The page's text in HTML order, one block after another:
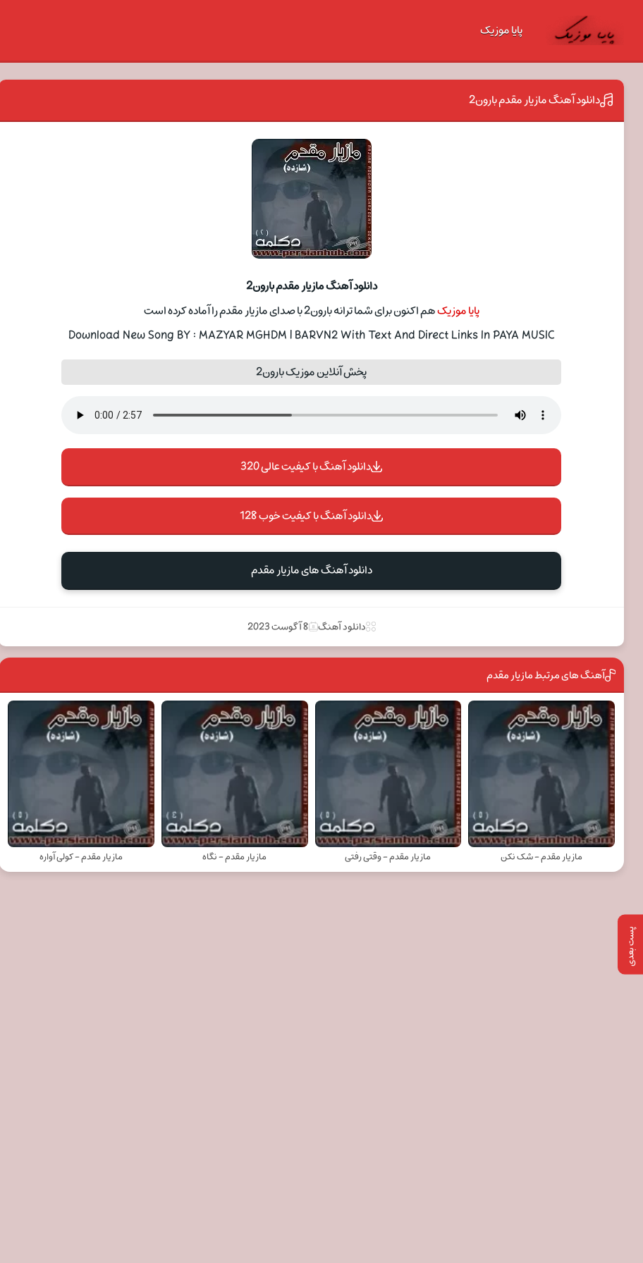
پایا موزیک
پست بعدی
دانلود آهنگ مازیار مقدم بارون2
دانلود آهنگ مازیار مقدم بارون2
پایا موزیکهم اکنون برای شما ترانه بارون2 با صدای مازیار مقدم را آماده کرده است
Download New Song BY : MAZYAR MGHDM | BARVN2 With Text And Direct Links In PAYA MUSIC
پخش آنلاین موزیک بارون2
دانلود آهنگ با کیفیت عالی 320
دانلود آهنگ با کیفیت خوب 128
دانلود آهنگ های مازیار مقدم
دانلود آهنگ 8 آگوست 2023
آهنگ های مرتبط مازیار مقدم
مازیار مقدم - شک نکن مازیار مقدم - وقتی رفتی مازیار مقدم - نگاه مازیار مقدم - کولی آواره